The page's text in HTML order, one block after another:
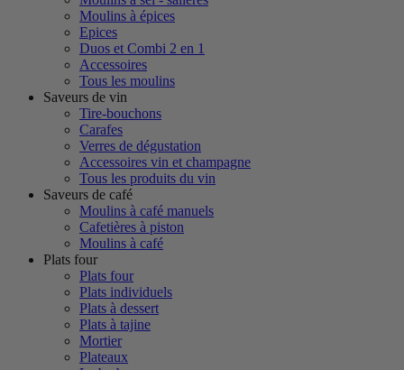
Moulins à épices
Epices
Duos et Combi 2 en 1
Accessoires
Tous les moulins
Saveurs de vin
Tire-bouchons
Carafes
Verres de dégustation
Accessoires vin et champagne
Tous les produits du vin
Saveurs de café
Moulins à café manuels
Cafetières à piston
Moulins à café
Plats four
Plats four
Plats individuels
Plats à dessert
Plats à tajine
Mortier
Plateaux